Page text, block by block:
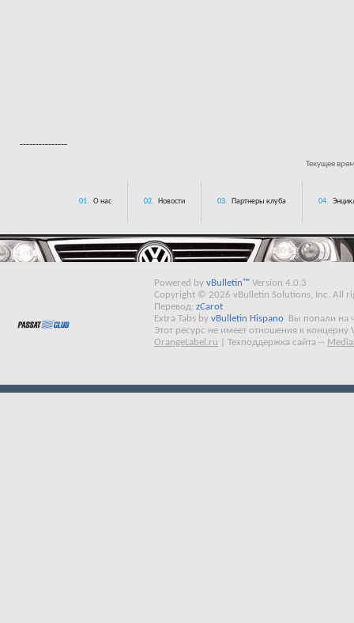
---------------
Текущее
01. О нас 02. Новости 03. Партнеры клуба 04.
Powered by vBulletin™ Version 4.0.3
Copyright © 2026 vBulletin Solutions, Inc. All
Перевод: zCarot
Extra Tabs by vBulletin Hispano
Вы попали на
Этот ресурс не имеет отношения к концерну
OrangeLabel.ru
Техподдержка сайта --